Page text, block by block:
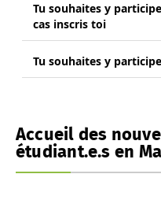
Tu souhaites y
cas inscris toi
Tu souhaites y
Accueil des
étudiant.e.s en